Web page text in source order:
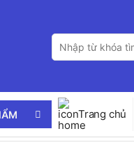
Tìm
kiếm:
Trang chủ